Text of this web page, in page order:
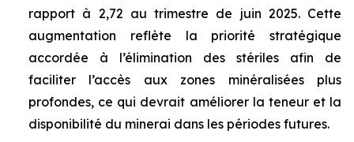
rapport à 2,72 au trimestre de juin 2025. Cette
augmentation reflète la priorité stratégique
accordée à l’élimination des stériles afin de
faciliter l’accès aux zones minéralisées plus
profondes, ce qui devrait améliorer la teneur et la
disponibilité du minerai dans les périodes futures.